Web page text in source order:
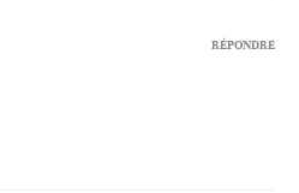
RÉPONDRE